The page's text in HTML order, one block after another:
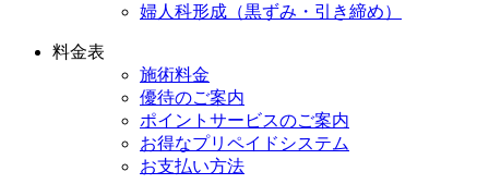
婦人科形成（黒ずみ・引き締め）
料金表
施術料金
優待のご案内
ポイントサービスのご案内
お得なプリペイドシステム
お支払い方法